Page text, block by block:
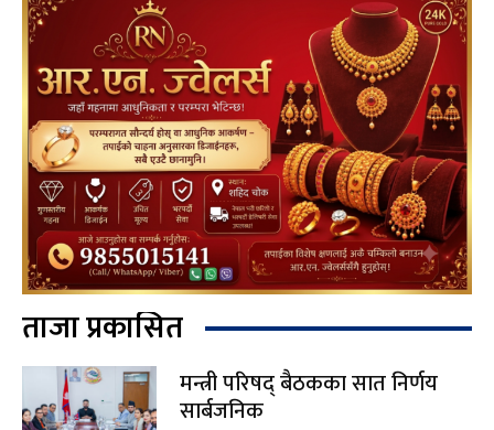
ताजा प्रकासित
मन्त्री परिषद् बैठकका सात निर्णय
सार्बजनिक